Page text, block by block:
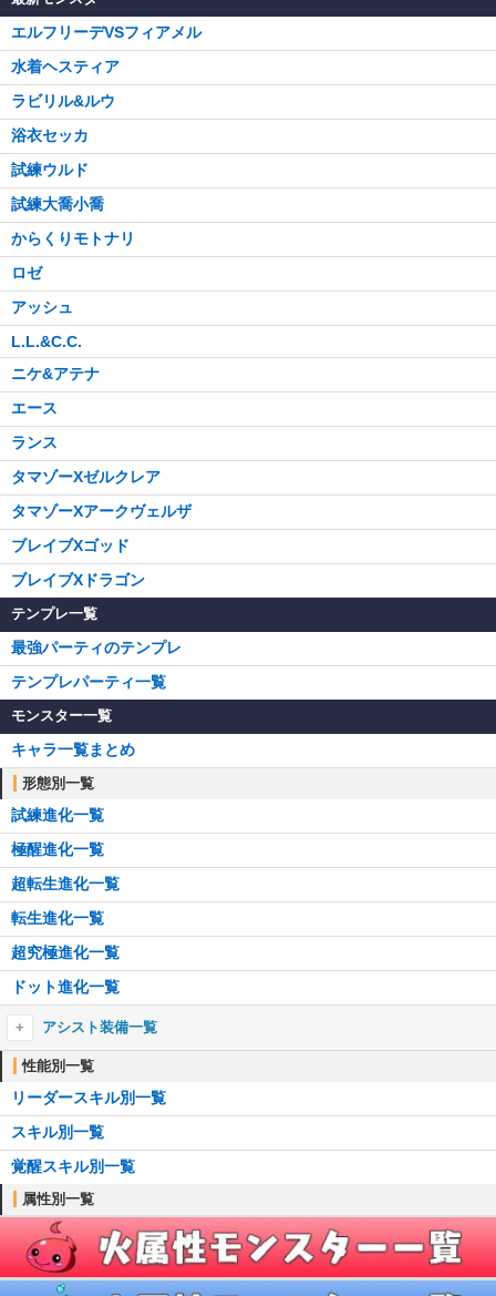
エルフリーデVSフィアメル
水着ヘスティア
ラビリル&ルウ
浴衣セッカ
試練ウルド
試練大喬小喬
からくりモトナリ
ロゼ
アッシュ
L.L.&C.C.
ニケ&アテナ
エース
ランス
タマゾーXゼルクレア
タマゾーXアークヴェルザ
ブレイブXゴッド
ブレイブXドラゴン
テンプレ一覧
最強パーティのテンプレ
テンプレパーティ一覧
モンスター一覧
キャラ一覧まとめ
形態別一覧
試練進化一覧
極醒進化一覧
超転生進化一覧
転生進化一覧
超究極進化一覧
ドット進化一覧
アシスト装備一覧
アシスト装備一覧
┗アシスト進化のやり方
耳飾り一覧
首飾り一覧
ブローチ一覧
ブレスレット一覧
ティアラ一覧
性能別一覧
リーダースキル別一覧
スキル別一覧
覚醒スキル別一覧
属性別一覧